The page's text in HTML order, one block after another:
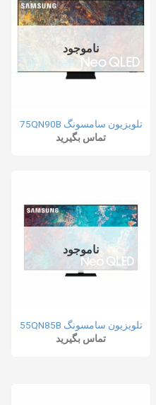
ناموجود
تلویزیون سامسونگ 75QN90B
تماس بگیرید
ناموجود
تلویزیون سامسونگ 55QN85B
تماس بگیرید